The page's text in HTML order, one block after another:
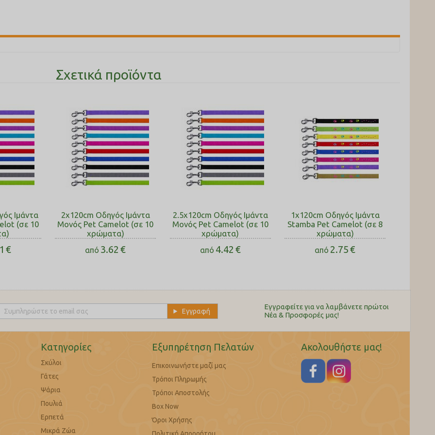
Σχετικά προϊόντα
Ιμάντα
(σε 10
€
2x120cm Οδηγός Ιμάντα
Μονός Pet Camelot (σε 10
χρώματα)
από 3.62 €
2.5x120cm Οδηγός Ιμάντα
Μονός Pet Camelot (σε 10
χρώματα)
από 4.42 €
1x120cm Οδηγός Ιμάντα
Stamba Pet Camelot (σε 8
χρώματα)
από 2.75€
Εγγραφείτε για να λαμβάνετε πρώτοι
Nέα & Προσφορές μας!
Κατηγορίες
Σκύλοι
Γάτες
Ψάρια
Πουλιά
Ερπετά
Μικρά Ζώα
Εξυπηρέτηση Πελατών
Επικοινωνήστε μαζί μας
Τρόποι Πληρωμής
Τρόποι Αποστολής
Box Now
Όροι Χρήσης
Ακολουθήστε μας!